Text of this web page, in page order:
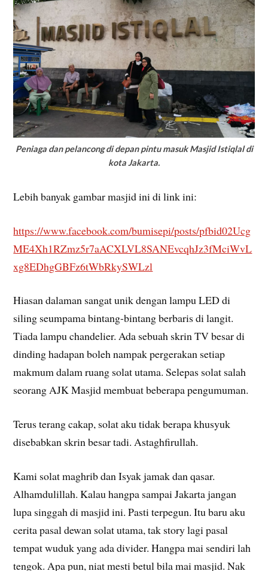
Peniaga dan pelancong di depan pintu masuk Masjid Istiqlal di
kota Jakarta.
Lebih banyak gambar masjid ini di link ini:
https://www.facebook.com/bumisepi/posts/pfbid02Ucg
ME4Xh1RZmz5r7aACXLVL8SANEvcqhJz3fMciWvL
xg8EDhgGBFz6tWbRkySWLzl
Hiasan dalaman sangat unik dengan lampu LED di
siling seumpama bintang-bintang berbaris di langit.
Tiada lampu chandelier. Ada sebuah skrin TV besar di
dinding hadapan boleh nampak pergerakan setiap
makmum dalam ruang solat utama. Selepas solat salah
seorang AJK Masjid membuat beberapa pengumuman.
Terus terang cakap, solat aku tidak berapa khusyuk
disebabkan skrin besar tadi. Astaghfirullah.
Kami solat maghrib dan Isyak jamak dan qasar.
Alhamdulillah. Kalau hangpa sampai Jakarta jangan
lupa singgah di masjid ini. Pasti terpegun. Itu baru aku
cerita pasal dewan solat utama, tak story lagi pasal
tempat wuduk yang ada divider. Hangpa mai sendiri lah
tengok. Apa pun, niat mesti betul bila mai masjid. Nak